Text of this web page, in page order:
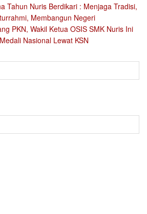
Tahun Nuris Berdikari : Menjaga Tradisi,
Membangun Negeri
PKN, Wakil Ketua OSIS SMK Nuris Ini
Nasional Lewat KSN